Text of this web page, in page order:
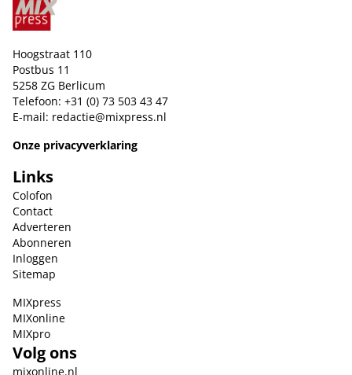
Hoogstraat 110
Postbus 11
5258 ZG Berlicum
Telefoon: +31 (0) 73 503 43 47
E-mail: redactie@mixpress.nl
Onze privacyverklaring
Links
Colofon
Contact
Adverteren
Abonneren
Inloggen
Sitemap
MIXpress
MIXonline
MIXpro
Volg ons
mixonline.nl